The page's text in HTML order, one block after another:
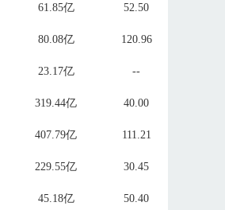
61.85亿 52.50
80.08亿 120.96
23.17亿 --
319.44亿 40.00
407.79亿 111.21
229.55亿 30.45
45.18亿 50.40